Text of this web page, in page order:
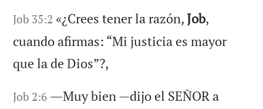
Job 35:2 «¿Crees tener la razón,Job,
cuando afirmas: “Mi justicia es mayor
que la de Dios”?,
Job 2:6 ―Muy bien —dijo el SEÑOR a